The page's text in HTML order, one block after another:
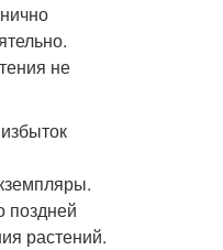
не
поздней
растений.